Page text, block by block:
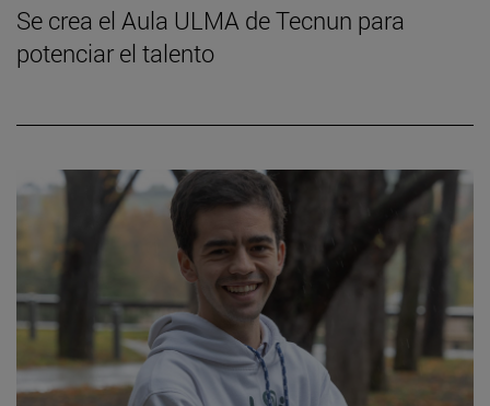
Se crea el Aula ULMA de Tecnun para
potenciar el talento